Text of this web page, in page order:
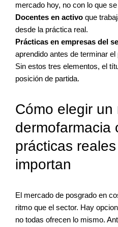
mercado hoy, no con lo que
Docentes en activo que
desde la práctica real.
Prácticas en empresas del
aprendido antes de terminar el
Sin estos tres elementos, el
posición de partida.
Cómo elegir un
dermofarmacia
prácticas
importan
El mercado de posgrado en
ritmo que el sector. Hay
no todas ofrecen lo mismo.